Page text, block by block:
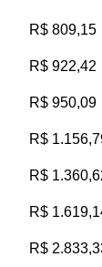
R$ 809,15
R$ 922,42
R$ 950,09
R$
R$
R$
R$